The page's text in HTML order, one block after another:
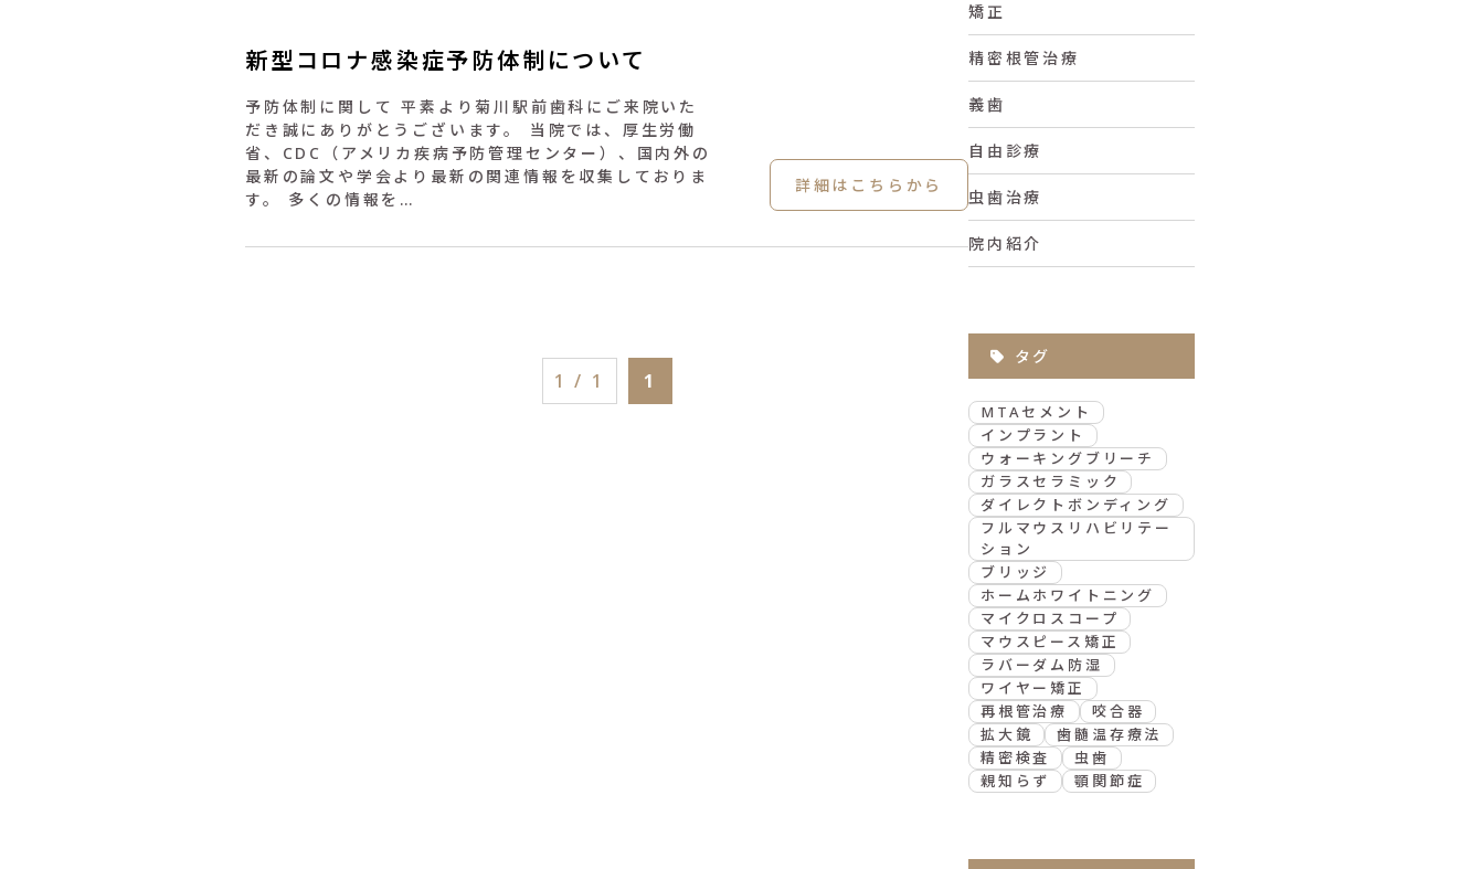
新型コロナ感染症予防体制について
予防体制に関して 平素より菊川駅前歯科にご来院いた
だき誠にありがとうございます。 当院では、厚生労働
省、CDC（アメリカ疾病予防管理センター）、国内外の
最新の論文や学会より最新の関連情報を収集しておりま
す。 多くの情報を…
詳細はこちらから
1 / 1 1
矯正
精密根管治療
義歯
自由診療
虫歯治療
院内紹介
タグ
MTAセメント
インプラント
ウォーキングブリーチ
ガラスセラミック
ダイレクトボンディング
フルマウスリハビリテー
ション
ブリッジ
ホームホワイトニング
マイクロスコープ
マウスピース矯正
ラバーダム防湿
ワイヤー矯正
再根管治療
咬合器
拡大鏡
歯髄温存療法
精密検査
虫歯
親知らず
顎関節症